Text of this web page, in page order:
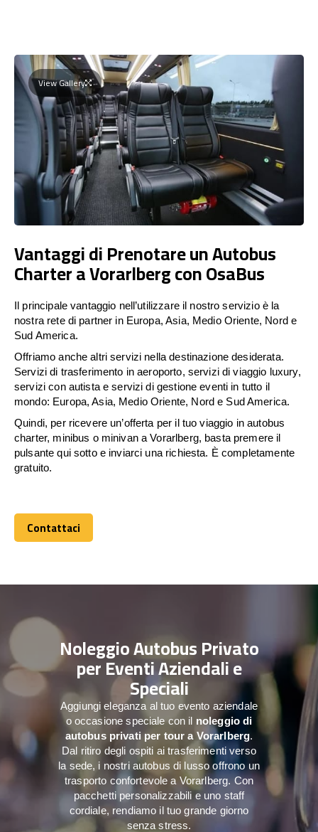
View Gallery
Vantaggi di Prenotare un Autobus
Charter a Vorarlberg con OsaBus
Il principale vantaggio nell’utilizzare il nostro servizio è la
nostra rete di partner in Europa, Asia, Medio Oriente, Nord e
Sud America.
Offriamo anche altri servizi nella destinazione desiderata.
Servizi di trasferimento in aeroporto, servizi di viaggio luxury,
servizi con autista e servizi di gestione eventi in tutto il
mondo: Europa, Asia, Medio Oriente, Nord e Sud America.
Quindi, per ricevere un’offerta per il tuo viaggio in autobus
charter, minibus o minivan a Vorarlberg, basta premere il
pulsante qui sotto e inviarci una richiesta. È completamente
gratuito.
Contattaci
Contattaci
Noleggio Autobus Privato
per Eventi Aziendali e
Speciali
Aggiungi eleganza al tuo evento aziendale
o occasione speciale con il noleggio di
autobus privati per tour a Vorarlberg.
Dal ritiro degli ospiti ai trasferimenti verso
la sede, i nostri autobus di lusso offrono un
trasporto confortevole a Vorarlberg. Con
pacchetti personalizzabili e uno staff
cordiale, rendiamo il tuo grande giorno
senza stress.